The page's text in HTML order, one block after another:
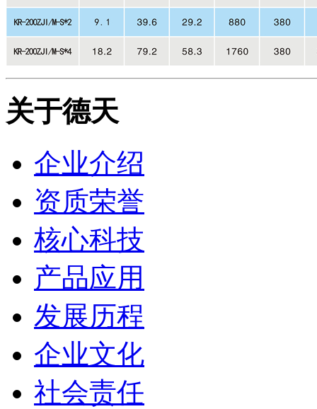
关于德天
企业介绍
资质荣誉
核心科技
产品应用
发展历程
企业文化
社会责任